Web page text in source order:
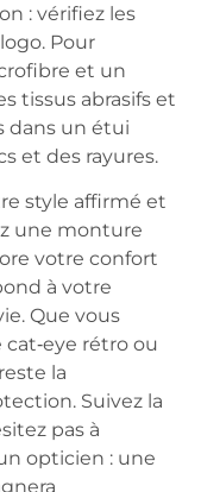
: vérifiez les
Pour
et un
tissus abrasifs et
dans un étui
et des rayures.
style affirmé et
une monture
votre confort
à votre
Que vous
cat‑eye rétro ou
la
Suivez la
pas à
opticien : une